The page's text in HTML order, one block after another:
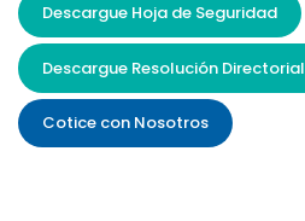
Descargue Hoja de Seguridad
Descargue Resolución Directorial
Cotice con Nosotros